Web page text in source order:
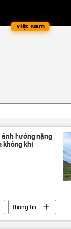
Việt Nam
hưởng nặng
không khí
thông tin
Nhà khoa học